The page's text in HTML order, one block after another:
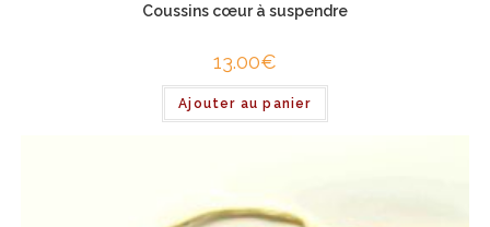
Coussins cœur à suspendre
13.00€
Ajouter au panier